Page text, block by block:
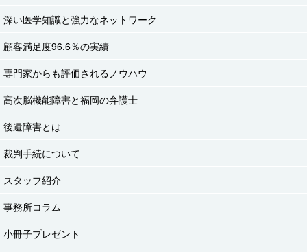
深い医学知識と強力なネットワーク
顧客満足度96.6％の実績
専門家からも評価されるノウハウ
高次脳機能障害と福岡の弁護士
後遺障害とは
裁判手続について
スタッフ紹介
事務所コラム
小冊子プレゼント